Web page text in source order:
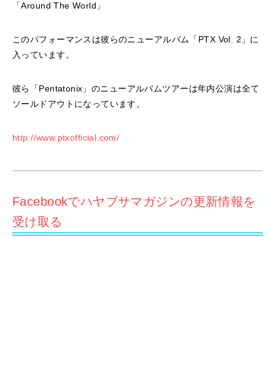
「Around The World」
このパフォーマンスは彼らのニューアルバム「PTX Vol. 2」に
入っています。
彼ら「Pentatonix」のニューアルバムツアーは年内公演は全て
ソールドアウトになっています。
http://www.ptxofficial.com/
Facebookでハヤブサマガジンの更新情報を
受け取る